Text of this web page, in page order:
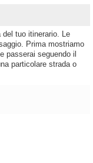
del tuo itinerario. Le
Prima mostriamo
passerai seguendo il
particolare strada o